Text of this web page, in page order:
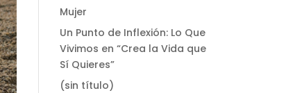
Mujer
Un Punto de Inflexión: Lo Que
Vivimos en “Crea la Vida que
Sí Quieres”
(sin título)